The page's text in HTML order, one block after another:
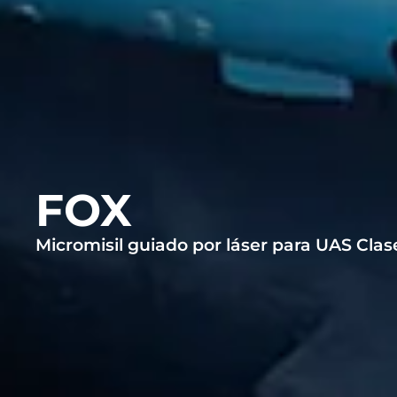
FOX
Micromisil guiado por láser para UAS